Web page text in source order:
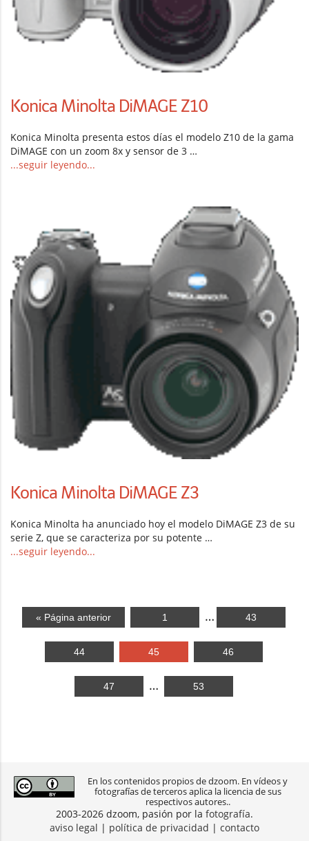
Konica Minolta DiMAGE Z10
Konica Minolta presenta estos días el modelo Z10 de la gama
DiMAGE con un zoom 8x y sensor de 3 …
...seguir leyendo...
Konica Minolta DiMAGE Z3
Konica Minolta ha anunciado hoy el modelo DiMAGE Z3 de su
serie Z, que se caracteriza por su potente …
...seguir leyendo...
« Página anterior 1 … 43
44 45 46
47 … 53
En los contenidos propios de dzoom. En vídeos y
fotografías de terceros aplica la licencia de sus
respectivos autores..
2003-2026 dzoom, pasión por la fotografía.
aviso legal | política de privacidad | contacto